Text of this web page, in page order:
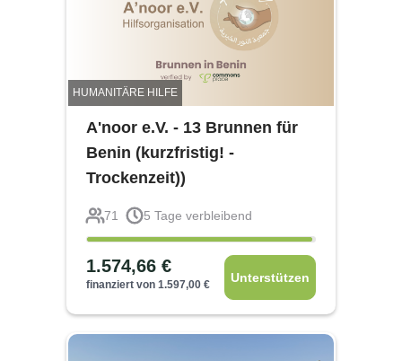
HUMANITÄRE HILFE
A'noor e.V. - 13 Brunnen für
Benin (kurzfristig! -
Trockenzeit))
71 5 Tage verbleibend
1.574,66 €
finanziert von 1.597,00 € Unterstützen